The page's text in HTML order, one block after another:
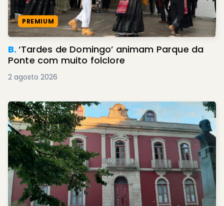
PREMIUM
B.‘Tardes de Domingo’ animam Parque da
Ponte com muito folclore
2 agosto 2026